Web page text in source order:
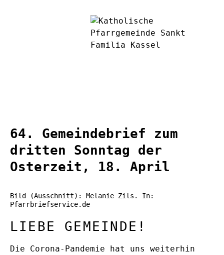
64. Gemeindebrief zum
dritten Sonntag der
Osterzeit, 18. April
Bild (Ausschnitt): Melanie Zils. In:
Pfarrbriefservice.de
LIEBE GEMEINDE!
Die Corona-Pandemie hat uns weiterhin